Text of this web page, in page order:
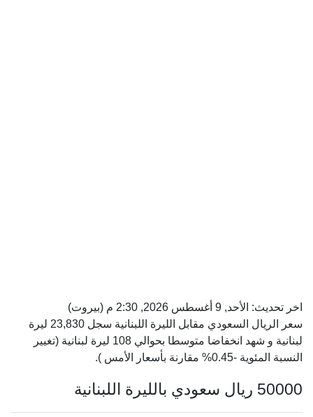
اخر تحديث: الأحد, 9 أغسطس 2026, 2:30 م
(بيروت)
سعر الريال السعودي مقابل الليرة اللبنانية سجل 23,830 ليرة
لبنانية و شهد انخفاضا متوسطا بحوالي 108 ليرة لبنانية (تغيير
النسبة المئوية -0.45% مقارنة بأسعار الأمس ).
50000 ريال سعودي بالليرة اللبنانية